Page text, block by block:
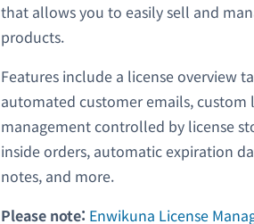
that allows you to easily sell and
products.
Features include a license overview
automated customer emails, custom
management controlled by license
inside orders, automatic expiration
notes, and more.
Please note: Enwikuna License